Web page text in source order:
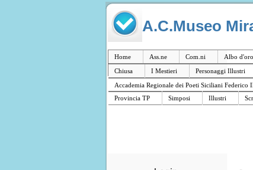
A.C.Museo
Home Ass.ne Com.ni Albo d'oro
Chiusa
I Mestieri Personaggi Illustri
Accademia Regionale dei Poeti Siciliani Federico
Provincia TP
Simposi Illustri